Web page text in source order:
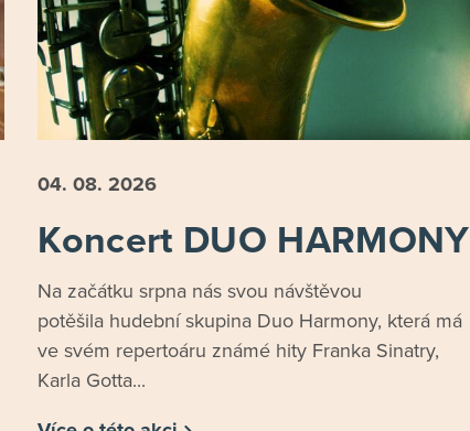
04. 08.2026
Koncert DUO HARMONY
Na začátku srpna nás svou návštěvou
potěšila hudební skupina Duo Harmony, která má
ve svém repertoáru známé hity Franka Sinatry,
Karla Gotta...